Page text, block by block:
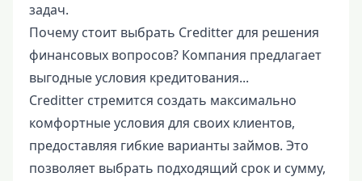
задач.
Почему стоит выбрать Creditter для решения
финансовых вопросов? Компания предлагает
выгодные условия кредитования...
Creditter стремится создать максимально
комфортные условия для своих клиентов,
предоставляя гибкие варианты займов. Это
позволяет выбрать подходящий срок и сумму,